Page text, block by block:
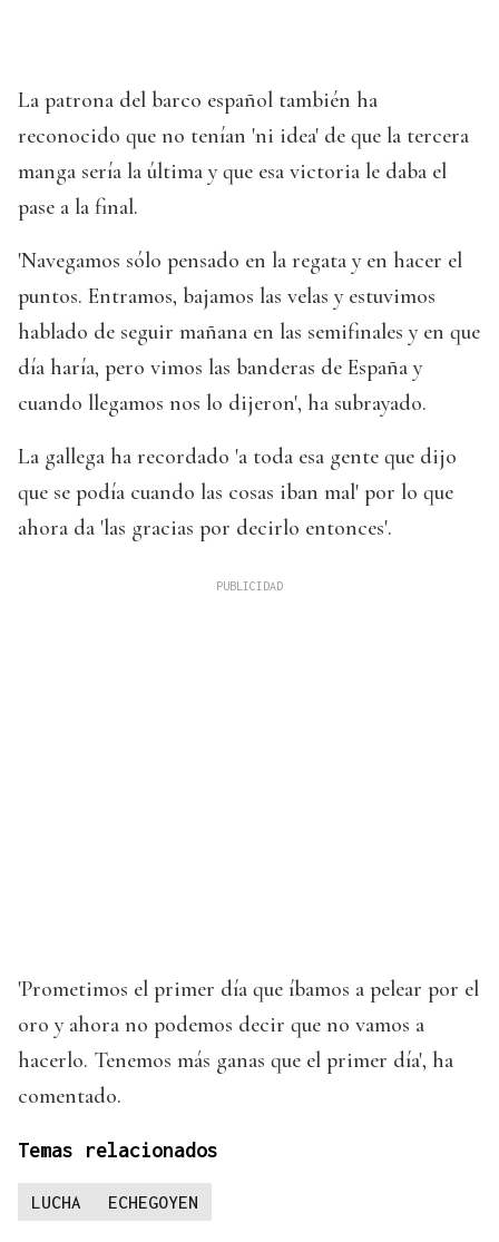
La patrona del barco español también ha
reconocido que no tenían 'ni idea' de que la tercera
manga sería la última y que esa victoria le daba el
pase a la final.
'Navegamos sólo pensado en la regata y en hacer el
puntos. Entramos, bajamos las velas y estuvimos
hablado de seguir mañana en las semifinales y en que
día haría, pero vimos las banderas de España y
cuando llegamos nos lo dijeron', ha subrayado.
La gallega ha recordado 'a toda esa gente que dijo
que se podía cuando las cosas iban mal' por lo que
ahora da 'las gracias por decirlo entonces'.
'Prometimos el primer día que íbamos a pelear por el
oro y ahora no podemos decir que no vamos a
hacerlo. Tenemos más ganas que el primer día', ha
comentado.
Temas relacionados
LUCHA ECHEGOYEN